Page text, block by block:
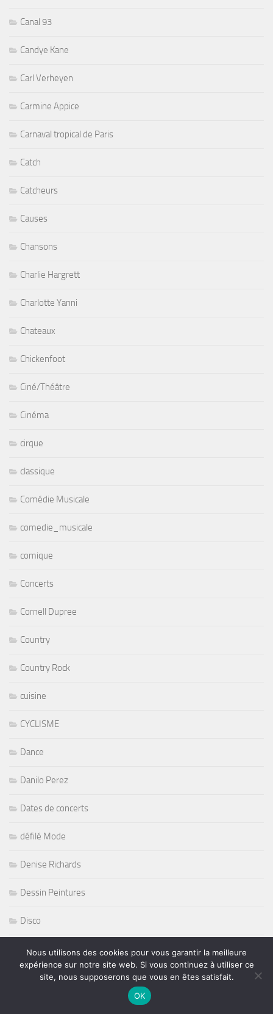
Canal 93
Candye Kane
Carl Verheyen
Carmine Appice
Carnaval tropical de Paris
Catch
Catcheurs
Causes
Chansons
Charlie Hargrett
Charlotte Yanni
Chateaux
Chickenfoot
Ciné/Théâtre
Cinéma
cirque
classique
Comédie Musicale
comedie_musicale
comique
Concerts
Cornell Dupree
Country
Country Rock
cuisine
CYCLISME
Dance
Danilo Perez
Dates de concerts
défilé Mode
Denise Richards
Dessin Peintures
Disco
Dixiefrog Records
Nous utilisons des cookies pour vous garantir la meilleure
expérience sur notre site web. Si vous continuez à utiliser ce
site, nous supposerons que vous en êtes satisfait.
OK